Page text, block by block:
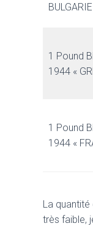
1 Pound
1944 «
1 Pound
1944 «
La
très faible,